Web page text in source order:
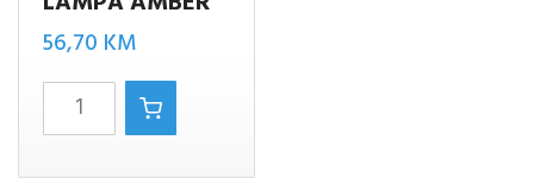
56,70 KM
CADIZ/2
SPOT
LAMPA